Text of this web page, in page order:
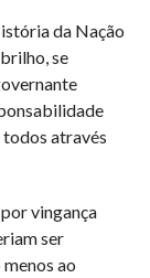
da Nação
se
todos através
vingança
ser
ao